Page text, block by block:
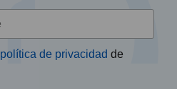
política de privacidad de